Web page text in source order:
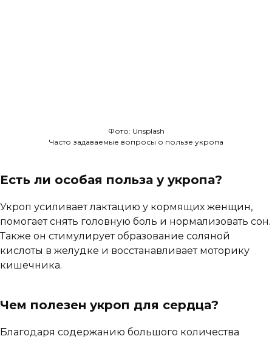
Фото: Unsplash
Часто задаваемые вопросы о пользе укропа
Есть ли особая польза у укропа?
Укроп усиливает лактацию у кормящих женщин,
помогает снять головную боль и нормализовать сон.
Также он стимулирует образование соляной
кислоты в желудке и восстанавливает моторику
кишечника.
Чем полезен укроп для сердца?
Благодаря содержанию большого количества